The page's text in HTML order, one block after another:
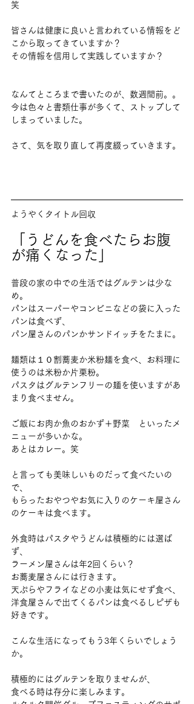
笑
皆さんは健康に良いと言われている情報をど
こから取ってきていますか？
その情報を信用して実践していますか？
なんてところまで書いたのが、数週間前。。
今は色々と書類仕事が多くて、ストップして
しまっていました。
さて、気を取り直して再度綴っていきます。
ようやくタイトル回収
「うどんを食べたらお腹
が痛くなった」
普段の家の中での生活ではグルテンは少な
め。
パンはスーパーやコンビニなどの袋に入った
パンは食べず、
パン屋さんのパンかサンドイッチをたまに。
麺類は１０割蕎麦か米粉麺を食べ、お料理に
使うのは米粉か片栗粉。
パスタはグルテンフリーの麺を使いますがあ
まり食べません。
ご飯にお肉か魚のおかず＋野菜　といったメ
ニューが多いかな。
あとはカレー。笑
と言っても美味しいものだって食べたいの
で、
もらったおやつやお気に入りのケーキ屋さん
のケーキは食べます。
外食時はパスタやうどんは積極的には選ば
ず、
ラーメン屋さんは年2回くらい？
お蕎麦屋さんには行きます。
天ぷらやフライなどの小麦は気にせず食べ、
洋食屋さんで出てくるパンは食べるしピザも
好きです。
こんな生活になってもう3年くらいでしょう
か。
積極的にはグルテンを取りませんが、
食べる時は存分に楽しみます。